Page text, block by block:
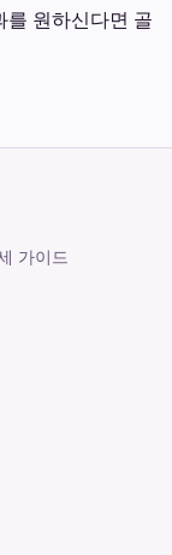
를 원하신다면 골
가이드